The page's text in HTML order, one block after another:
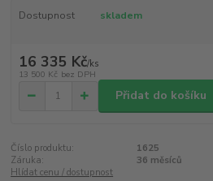
Dostupnost skladem
16 335 Kč/ks
13 500 Kč bez DPH
Přidat do košíku
Číslo produktu:
1625
Záruka:
36 měsíců
Hlídat cenu / dostupnost